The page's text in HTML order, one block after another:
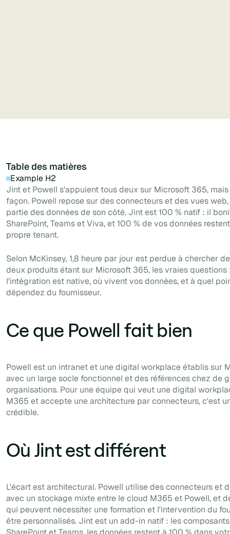
Table des matières
Example H2
Jint et Powell s'appuient tous deux sur Microsoft 365,
façon. Powell repose sur des connecteurs et des vues
partie des données de son côté. Jint est 100 % natif : il
SharePoint, Teams et Viva, et 100 % de vos données
propre tenant.
Selon McKinsey, 1,8 heure par jour est perdue à chercher
deux produits étant sur Microsoft 365, les vraies questions
l'intégration est native, où vivent vos données, et à quel
dépendez du fournisseur.
Ce que Powell fait bien
Powell est un intranet et une digital workplace établis sur
avec un large socle fonctionnel et des références chez de
organisations. Pour une équipe qui veut une digital
M365 et accepte une architecture par connecteurs, c'est
crédible.
Où Jint est différent
L'écart est architectural. Powell utilise des connecteurs et
avec un stockage mixte entre le cloud M365 et Powell, et
qui peuvent nécessiter une formation et l'intervention du
être personnalisés. Jint est un add-in natif : les